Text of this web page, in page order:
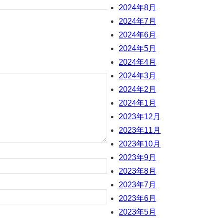
2024年8月
2024年7月
2024年6月
2024年5月
2024年4月
2024年3月
2024年2月
2024年1月
2023年12月
2023年11月
2023年10月
2023年9月
2023年8月
2023年7月
2023年6月
2023年5月